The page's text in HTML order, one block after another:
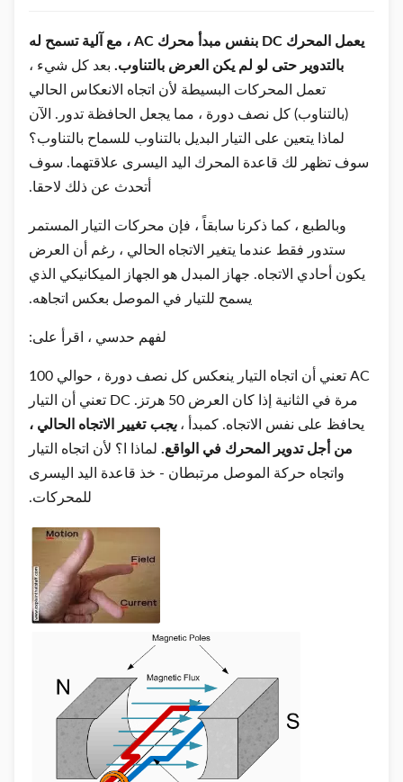
يعمل المحرك DC بنفس مبدأ محرك AC ، مع آلية تسمح له
بالتدوير حتى لو لم يكن العرض بالتناوب.بعد كل شيء ،
تعمل المحركات البسيطة لأن اتجاه الانعكاس الحالي
(بالتناوب) كل نصف دورة ، مما يجعل الحافظة تدور. الآن
لماذا يتعين على التيار البديل بالتناوب للسماح بالتناوب؟
سوف تظهر لك قاعدة المحرك اليد اليسرى علاقتهما. سوف
أتحدث عن ذلك لاحقا.
وبالطبع ، كما ذكرنا سابقاً ، فإن محركات التيار المستمر
ستدور فقط عندما يتغير الاتجاه الحالي ، رغم أن العرض
يكون أحادي الاتجاه. جهاز المبدل هو الجهاز الميكانيكي الذي
يسمح للتيار في الموصل بعكس اتجاهه.
لفهم حدسي ، اقرأ على:
AC تعني أن اتجاه التيار ينعكس كل نصف دورة ، حوالي 100
مرة في الثانية إذا كان العرض 50 هرتز. DC تعني أن التيار
يحافظ على نفس الاتجاه. كمبدأ ،يجب تغيير الاتجاه الحالي ،
من أجل تدوير المحرك في الواقع.لماذا ا؟ لأن اتجاه التيار
واتجاه حركة الموصل مرتبطان - خذ قاعدة اليد اليسرى
للمحركات.